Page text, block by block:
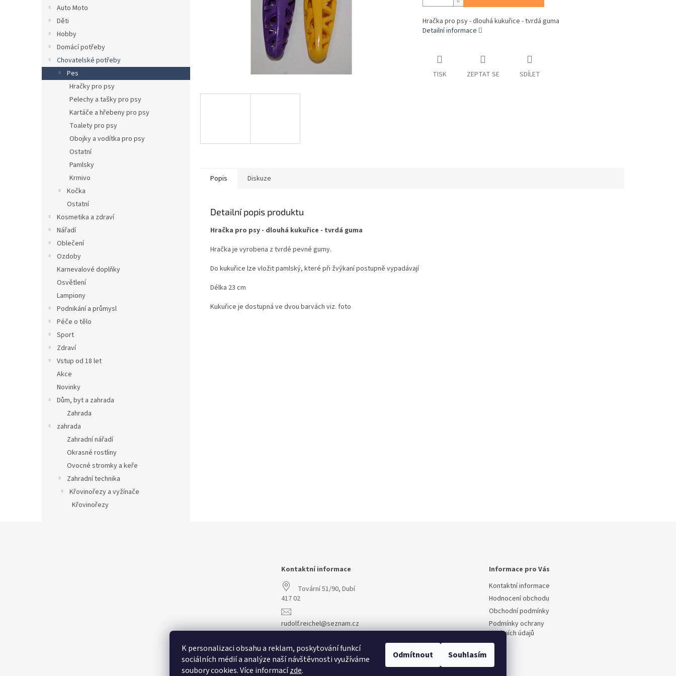
K personalizaci obsahu a reklam, poskytování funkcí
sociálních médií a analýze naší návštěvnosti využíváme
soubory cookies. Více informacízde.
Odmítnout Souhlasím
Auto Moto
Děti
Hobby
Domácí potřeby
Chovatelské potřeby
Pes
Hračky pro psy
Pelechy a tašky pro psy
Kartáče a hřebeny pro psy
Toalety pro psy
Obojky a vodítka pro psy
Ostatní
Pamlsky
Krmivo
Kočka
Ostatní
Kosmetika a zdraví
Nářadí
Oblečení
Ozdoby
Karnevalové doplňky
Osvětlení
Lampiony
Podnikání a průmysl
Péče o tělo
Sport
Zdraví
Vstup od 18 let
Akce
Novinky
Dům, byt a zahrada
Zahrada
zahrada
Zahradní nářadí
Okrasné rostliny
Ovocné stromky a keře
Zahradní technika
Křovinořezy a vyžínače
Křovinořezy
Hračka pro psy - dlouhá kukuřice - tvrdá guma
Detailní informace
TISK ZEPTAT SE SDÍLET
Popis Diskuze
Detailní popis produktu
Hračka pro psy - dlouhá kukuřice - tvrdá guma
Hračka je vyrobena z tvrdé pevné gumy.
Do kukuřice lze vložit pamlský, které při žvýkaní postupně vypadávají
Délka 23 cm
Kukuřice je dostupná ve dvou barvách viz. foto
Kontaktní informace
Tovární 51/90, Dubí
417 02
rudolf.reichel@seznam.cz
Informace pro Vás
Kontaktní informace
Hodnocení obchodu
Obchodní podmínky
Podmínky ochrany
osobních údajů